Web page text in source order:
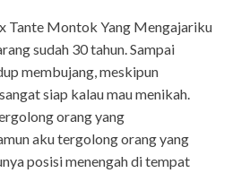
Tante Montok Yang Mengajariku
sudah 30 tahun. Sampai
membujang, meskipun
siap kalau mau menikah.
orang yang
aku tergolong orang yang
posisi menengah di tempat